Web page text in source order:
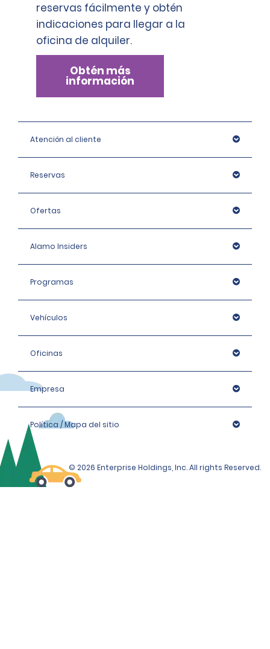
reservas fácilmente y obtén
indicaciones para llegar a la
oficina de alquiler.
Obtén más
información
Atención al cliente
Reservas
Ofertas
Alamo Insiders
Programas
Vehículos
Oficinas
Empresa
Política / Mapa del sitio
© 2026 Enterprise Holdings, Inc. All rights Reserved.